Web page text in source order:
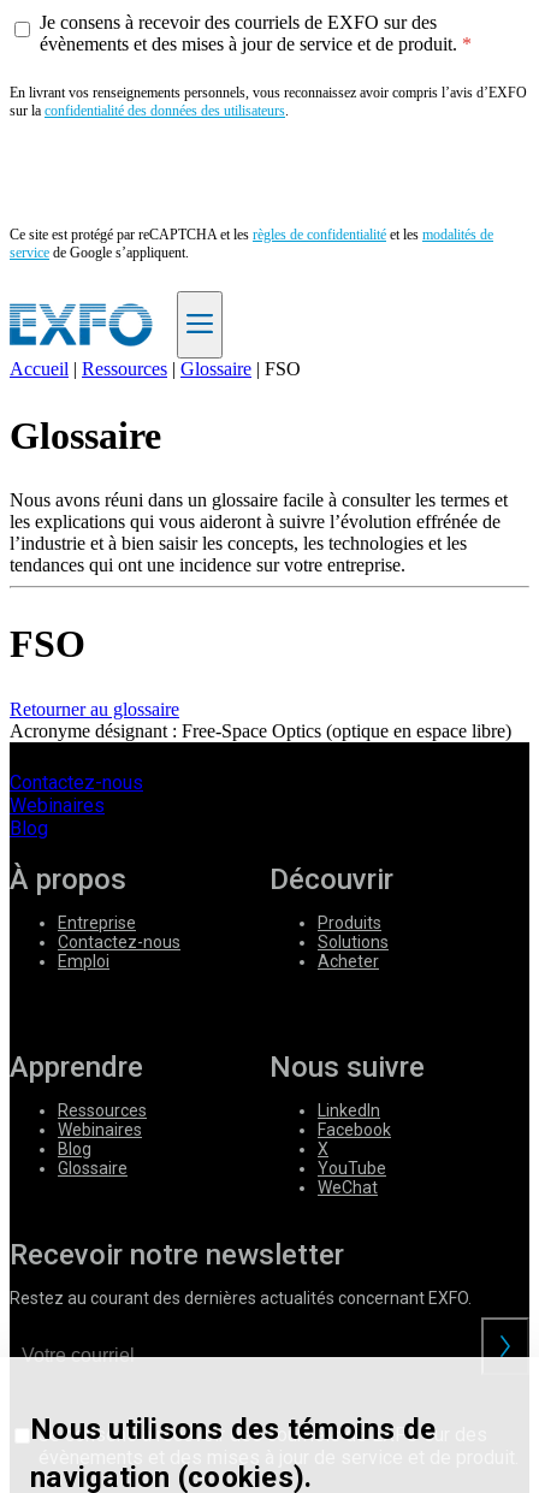
Nous utilisons des témoins de
navigation (cookies).
Je consens à recevoir des courriels de EXFO sur des
évènements et des mises à jour de service et de produit.
En livrant vos renseignements personnels, vous reconnaissez avoir compris l’avis d’EXFO
sur la confidentialité des données des utilisateurs.
Ce site est protégé par reCAPTCHA et les règles de confidentialité et les modalités de
service de Google s’appliquent.
Produits
Soutien
Services
Acheter
Ressources
nous
S'enregistrer
Entreprise
Emploi
Partenaires
Accueil | Ressources | Glossaire | FSO
Glossaire
Nous avons réuni dans un glossaire facile à consulter les termes et
les explications qui vous aideront à suivre l’évolution effrénée de
l’industrie et à bien saisir les concepts, les technologies et les
tendances qui ont une incidence sur votre entreprise.
FSO
Retourner au glossaire
Acronyme désignant : Free-Space Optics (optique en espace libre)
Contactez-nous
Webinaires
Blog
À propos
Entreprise
Contactez-nous
Emploi
Découvrir
Produits
Solutions
Acheter
Apprendre
Ressources
Webinaires
Blog
Glossaire
Nous suivre
LinkedIn
Facebook
X
YouTube
WeChat
Recevoir notre newsletter
Restez au courant des dernières actualités concernant EXFO.
Je consens à recevoir des courriels de EXFO sur des